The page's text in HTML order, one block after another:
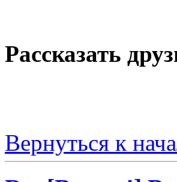
Рассказать
Вернуться к